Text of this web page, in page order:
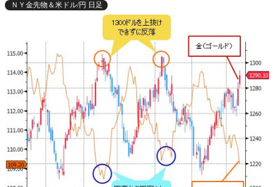
ＮＹ金先物＆米ドル/円 日足